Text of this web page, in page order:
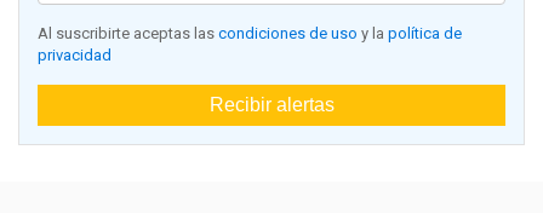
Al suscribirte aceptas las condiciones de uso y la política de
privacidad
Recibir alertas